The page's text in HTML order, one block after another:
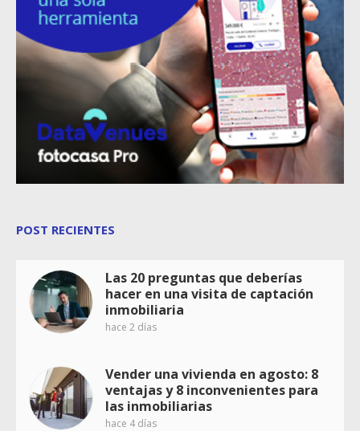
POST RECIENTES
Las 20 preguntas que deberías
hacer en una visita de captación
inmobiliaria
hace 2 días
Vender una vivienda en agosto: 8
ventajas y 8 inconvenientes para
las inmobiliarias
hace 4 días